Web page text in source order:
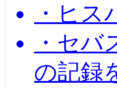
・ヒ
・セ
の記録